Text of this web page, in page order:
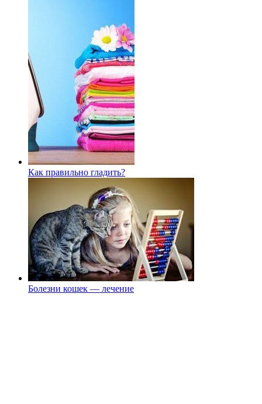
Как правильно гладить?
Болезни кошек — лечение